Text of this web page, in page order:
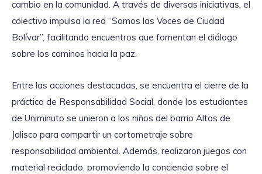
cambio en la comunidad. A través de diversas iniciativas, el
colectivo impulsa la red “Somos las Voces de Ciudad
Bolívar”, facilitando encuentros que fomentan el diálogo
sobre los caminos hacia la paz.
Entre las acciones destacadas, se encuentra el cierre de la
práctica de Responsabilidad Social, donde los estudiantes
de Uniminuto se unieron a los niños del barrio Altos de
Jalisco para compartir un cortometraje sobre
responsabilidad ambiental. Además, realizaron juegos con
material reciclado, promoviendo la conciencia sobre el